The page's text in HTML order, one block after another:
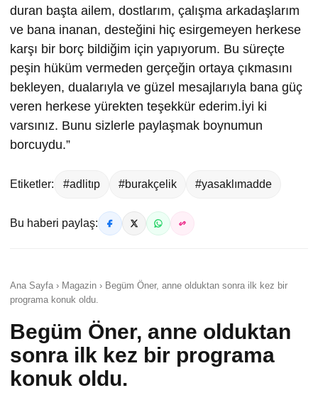
duran başta ailem, dostlarım, çalışma arkadaşlarım
ve bana inanan, desteğini hiç esirgemeyen herkese
karşı bir borç bildiğim için yapıyorum. Bu süreçte
peşin hüküm vermeden gerçeğin ortaya çıkmasını
bekleyen, dualarıyla ve güzel mesajlarıyla bana güç
veren herkese yürekten teşekkür ederim.İyi ki
varsınız. Bunu sizlerle paylaşmak boynumun
borcuydu.”
Etiketler: #adlitıp #burakçelik #yasaklımadde
Bu haberi paylaş:
Ana Sayfa › Magazin › Begüm Öner, anne olduktan sonra ilk kez bir
programa konuk oldu.
Begüm Öner, anne olduktan
sonra ilk kez bir programa
konuk oldu.